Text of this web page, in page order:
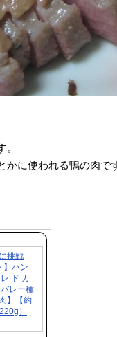
かに使われる鴨の肉で
挑戦
】ハン
ド カ
レー種
】【約
）